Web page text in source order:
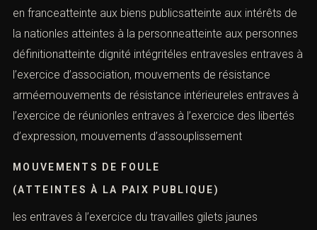
en franceatteinte aux biens publicsatteinte aux intérêts de
la nationles atteintes à la personneatteinte aux personnes
définitionatteinte dignité intégritéles entravesles entraves à
l’exercice d’association, mouvements de résistance
arméemouvements de résistance intérieureles entraves à
l’exercice de réunionles entraves à l’exercice des libertés
d’expression, mouvements d’assouplissement
MOUVEMENTS DE FOULE
(ATTEINTES À LA PAIX PUBLIQUE)
les entraves à l’exercice du travailles gilets jaunes